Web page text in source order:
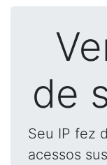
de
Seu IP fez
acessos